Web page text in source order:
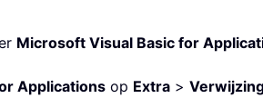
Microsoft Visual Basic for
Applications op Extra >